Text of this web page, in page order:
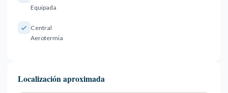
Equipada
Central
Aerotermia
Localización aproximada